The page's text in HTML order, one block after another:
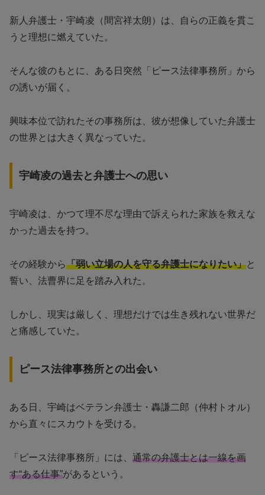
新人弁護士・宇崎凌（間宮祥太朗）は、自らの正義を貫こ
うと理想に燃えていた。
そんな彼のもとに、ある日突然「ピース法律事務所」から
の誘いが届く。
興味本位で訪れたその事務所は、彼が想像していた弁護士
の世界とは大きく異なっていた。
宇崎凌の過去と弁護士への思い
宇崎凌は、かつて理不尽な理由で訴えられた家族を救えな
かった過去を持つ。
その経験から「弱い立場の人を守る弁護士になりたい」と
誓い、法曹界に足を踏み入れた。
しかし、現実は厳しく、理想だけでは生き残れない世界だ
と痛感していた。
ピース法律事務所との出会い
ある日、宇崎はベテラン弁護士・轟謙二郎（仲村トオル）
から直々にスカウトを受ける。
「ピース法律事務所」には、 通常の弁護士とは一線を画
す“ある仕事”があるという。